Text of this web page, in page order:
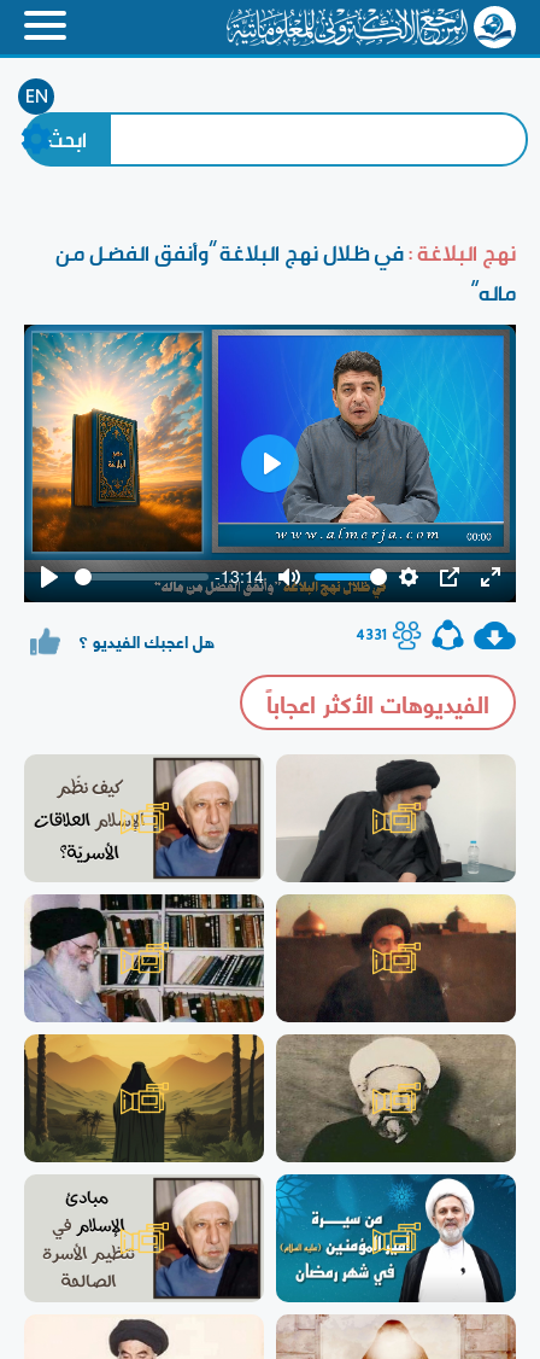
EN
نهج البلاغة :في ظلال نهج البلاغة ”وأنفق الفضل من
ماله“
Play
-13:14
Mute
Settings
PIP Enter
Play
4331 هل اعجبك الفيديو ؟
الفيديوهات الأكثر اعجاباً